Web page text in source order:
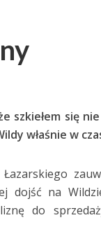
szkiełem się
właśnie w
na
do